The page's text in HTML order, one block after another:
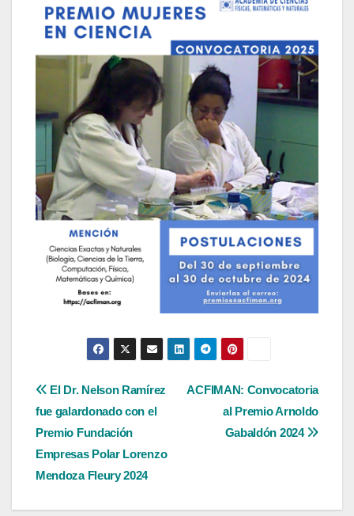
Navegación
de
entradas
ACFIMAN: Convocatoria
al Premio Arnoldo
Gabaldón 2024
El Dr. Nelson Ramírez
fue galardonado con el
Premio Fundación
Empresas Polar Lorenzo
Mendoza Fleury 2024